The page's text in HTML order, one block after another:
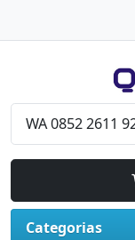
Categorias